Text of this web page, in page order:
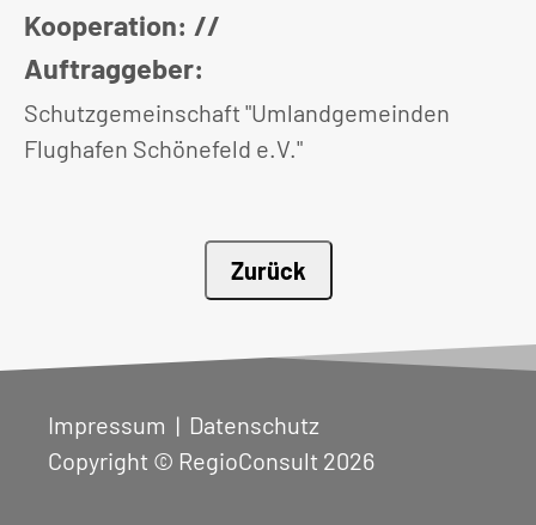
Kooperation: //
Auftraggeber:
Schutzgemeinschaft "Umlandgemeinden
Flughafen Schönefeld e.V."
Zurück
Impressum | Datenschutz
Copyright © RegioConsult 2026